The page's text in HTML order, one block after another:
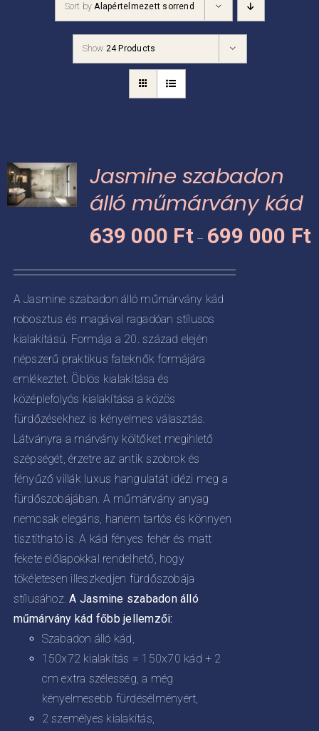
Kádpróba
Prestige-ről
Sort byAlapértelmezett sorrend
Show 24 Products
Jasmine szabadon
álló műmárvány kád
639 000 Ft – 699 000 Ft
A Jasmine szabadon álló műmárvány kád
robosztus és magával ragadóan stílusos
kialakítású. Formája a 20. század elején
népszerű praktikus fateknők formájára
emlékeztet. Öblös kialakítása és
középlefolyós kialakítása a közös
fürdőzésekhez is kényelmes választás.
Látványra a márvány költőket megihlető
szépségét, érzetre az antik szobrok és
fényűző villák luxus hangulatát idézi meg a
fürdőszobájában. A műmárvány anyag
nemcsak elegáns, hanem tartós és könnyen
tisztítható is. A kád fényes fehér és matt
fekete előlapokkal rendelhető, hogy
tökéletesen illeszkedjen fürdőszobája
stílusához.A Jasmine szabadon álló
műmárvány kád főbb jellemzői:
Szabadon álló kád,
150x72 kialakítás = 150x70 kád + 2
cm extra szélesség, a még
kényelmesebb fürdésélményért,
2 személyes kialakítás,